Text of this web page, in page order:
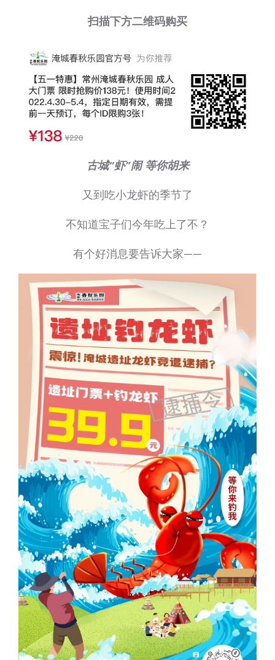
扫描下方二维码购买
古城“虾”闹 等你胡来
又到吃小龙虾的季节了
不知道宝子们今年吃上了不？
有个好消息要告诉大家——